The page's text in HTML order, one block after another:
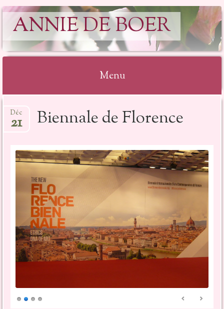
ANNIE DE BOER
Menu
au
Biennale de Florence
Déc
21